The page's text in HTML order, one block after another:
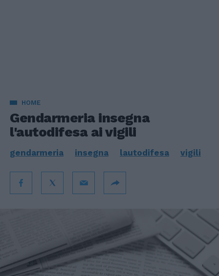
HOME
Gendarmeria insegna
l'autodifesa ai vigili
gendarmeria insegna lautodifesa vigili